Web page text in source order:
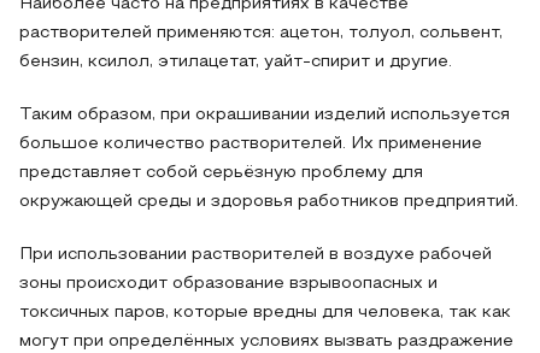
Наиболее часто на предприятиях в качестве
растворителей применяются: ацетон, толуол, сольвент,
бензин, ксилол, этилацетат, уайт-спирит и другие.
Таким образом, при окрашивании изделий используется
большое количество растворителей. Их применение
представляет собой серьёзную проблему для
окружающей среды и здоровья работников предприятий.
При использовании растворителей в воздухе рабочей
зоны происходит образование взрывоопасных и
токсичных паров, которые вредны для человека, так как
могут при определённых условиях вызвать раздражение